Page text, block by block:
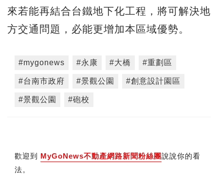
來若能再結合台鐵地下化工程，將可解決地
方交通問題，必能更增加本區域優勢。
#mygonews #永康 #大橋 #重劃區
#台南市政府 #景觀公園 #創意設計園區
#景觀公園 #砲校
歡迎到 MyGoNews不動產網路新聞粉絲團說說你的看
法。